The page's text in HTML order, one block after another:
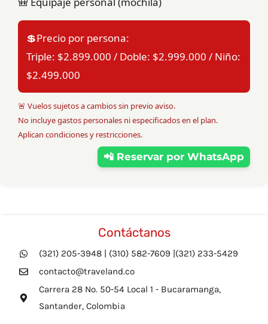
💲Precio por persona:
Triple: $2.899.000 / Doble: $2.999.000 / Niño:
$2.499.000
🚨 Vuelos sujetos a cambios sin previo aviso.
No incluye gastos personales ni especificados en el plan.
Aplican condiciones y restricciones.
📲 Reservar por WhatsApp
Contáctanos
(321) 205-3948 | (310) 582-7609 |(321) 233-5429
contacto@traveland.co
Carrera 28 No. 50-54 Local 1 - Bucaramanga,
Santander, Colombia